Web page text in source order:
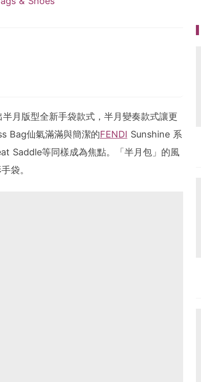
月版型全新手袋款式，半月變奏款式讓更
Bag仙氣滿滿與簡潔的FENDI Sunshine 系
Saddle等同樣成為焦點。「半月包」的風
袋。